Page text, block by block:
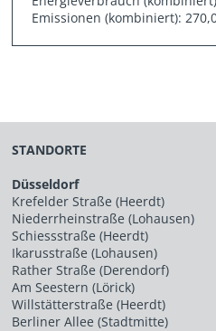
Emissionen (kombiniert):
STANDORTE
Düsseldorf
Krefelder Straße (Heerdt)
Niederrheinstraße (Lohausen)
Schiessstraße (Heerdt)
Ikarusstraße (Lohausen)
Rather Straße (Derendorf)
Am Seestern (Lörick)
Willstätterstraße (Heerdt)
Berliner Allee (Stadtmitte)